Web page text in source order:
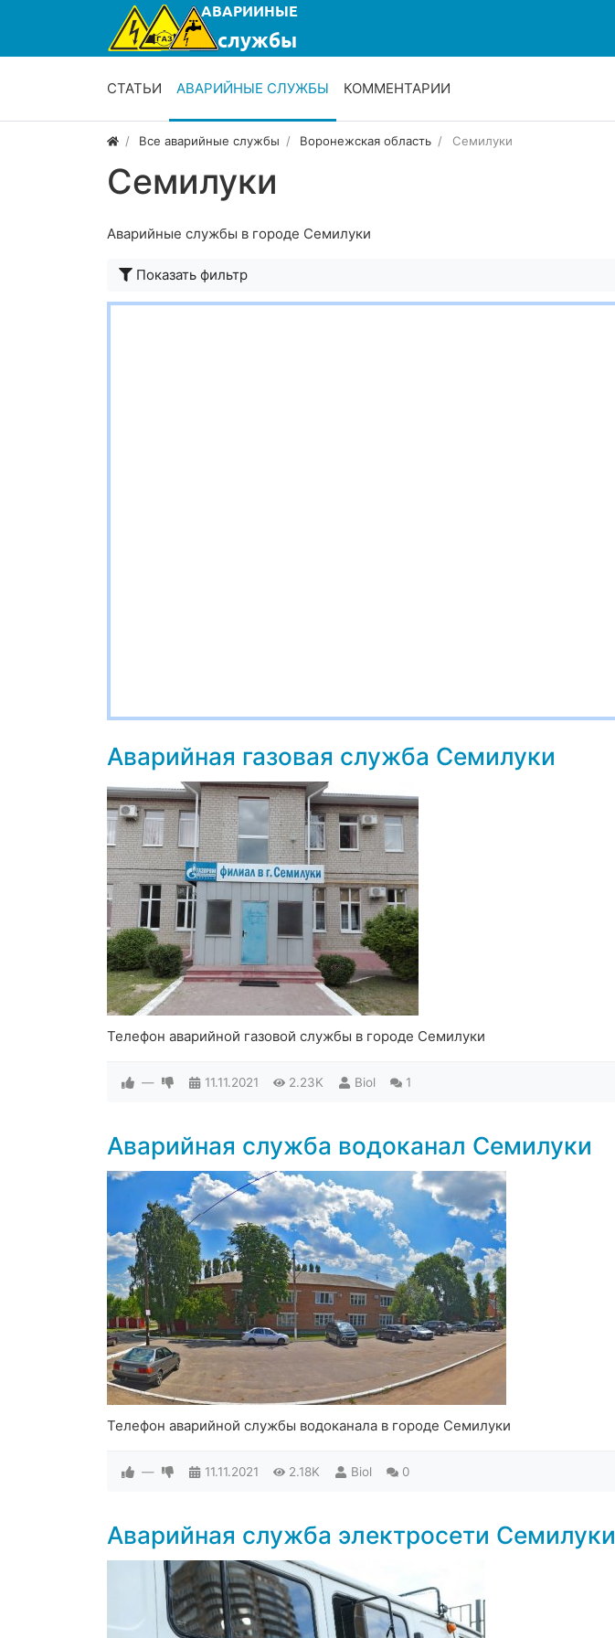
СТАТЬИ АВАРИЙНЫЕ СЛУЖБЫ КОММЕНТАРИИ
Все аварийные службы Воронежская область Семилуки
Семилуки
Аварийные службы в городе Семилуки
Показать фильтр
Аварийная газовая служба Семилуки
Телефон аварийной газовой службы в городе Семилуки
— 11.11.2021 2.23K Biol 1
Аварийная служба водоканал Семилуки
Телефон аварийной службы водоканала в городе Семилуки
— 11.11.2021 2.18K Biol 0
Аварийная служба электросети Семилуки